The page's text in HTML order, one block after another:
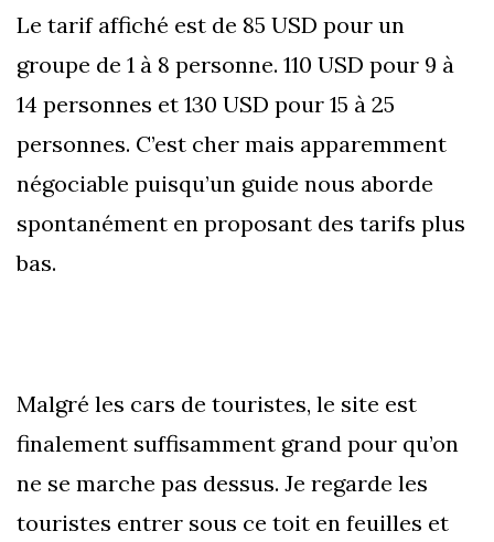
Le tarif affiché est de 85 USD pour un
groupe de 1 à 8 personne. 110 USD pour 9 à
14 personnes et 130 USD pour 15 à 25
personnes. C’est cher mais apparemment
négociable puisqu’un guide nous aborde
spontanément en proposant des tarifs plus
bas.
Malgré les cars de touristes, le site est
finalement suffisamment grand pour qu’on
ne se marche pas dessus. Je regarde les
touristes entrer sous ce toit en feuilles et